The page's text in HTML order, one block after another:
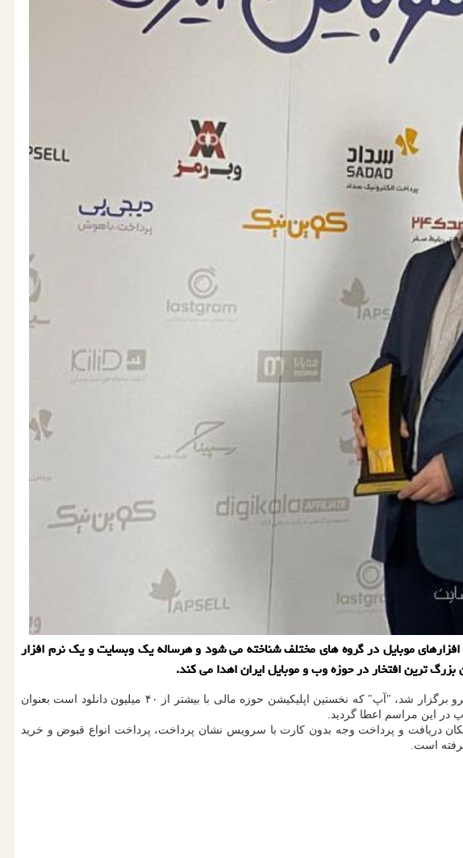
موبایل در گروه های مختلف شناخته می شود و هرساله یك وبسایت و یك نرم افزار
بزرگ ترین افتخار در حوزه وب و موبایل ایران اهدا می كند.
و موبایل ایران در تاریخ ۲۴ و ۲۵ بهمن ماه ۱۳۹۸ در مركز پژوهش های وزارت نیرو برگزار شد، "آپ" كه نخستین اپلیكیشن حوزه مالی با بیشتر از ۴۰ میلیون دانلود است بعنوان
دریافت و پرداخت وجه بدون كارت با سرویس نشان پرداخت، پرداخت انواع قبوض و خرید
است.